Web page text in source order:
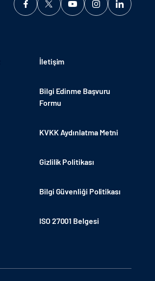
İletişim
Bilgi Edinme Başvuru
Formu
KVKK Aydınlatma Metni
Gizlilik Politikası
Bilgi Güvenliği Politikası
ISO 27001 Belgesi